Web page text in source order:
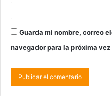
Guarda mi nombre, correo
navegador para la próxima